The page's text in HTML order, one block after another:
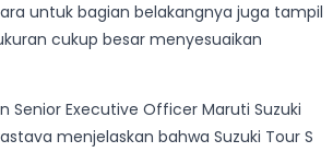
untuk bagian belakangnya juga tampil
cukup besar menyesuaikan
Senior Executive Officer Maruti Suzuki
menjelaskan bahwa Suzuki Tour S